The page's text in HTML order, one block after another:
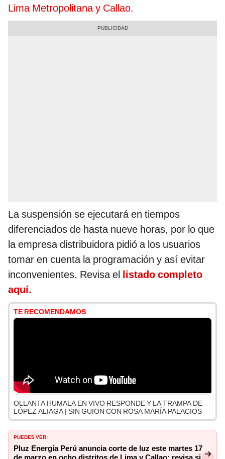
Lima Metropolitana y Callao.
La suspensión se ejecutará en tiempos
diferenciados de hasta nueve horas, por lo que
la empresa distribuidora pidió a los usuarios
tomar en cuenta la programación y así evitar
inconvenientes. Revisa el listado completo
aquí.
TE RECOMENDAMOS
OLLANTA HUMALA EN VIVO RESPONDE Y LA TRAMPA DE
LÓPEZ ALIAGA | SIN GUION CON ROSA MARÍA PALACIOS
PUEDES VER:
Pluz Energía Perú anuncia corte de luz este martes 17